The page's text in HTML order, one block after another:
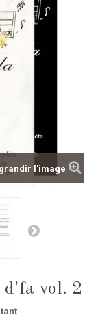
l'image
d'fa vol. 2